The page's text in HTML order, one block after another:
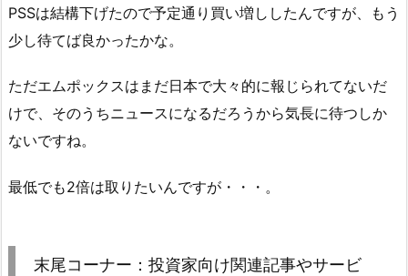
PSSは結構下げたので予定通り買い増ししたんですが、もう
少し待てば良かったかな。
ただエムポックスはまだ日本で大々的に報じられてないだ
けで、そのうちニュースになるだろうから気長に待つしか
ないですね。
最低でも2倍は取りたいんですが・・・。
末尾コーナー：投資家向け関連記事やサービ